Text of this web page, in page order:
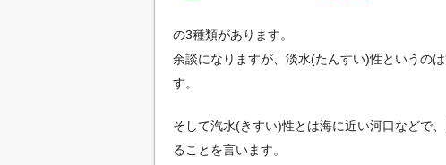
の3種類があります。
余談になりますが、淡水(たんすい)性というの
す。
そして汽水(きすい)性とは海に近い河口などで
ることを言います。